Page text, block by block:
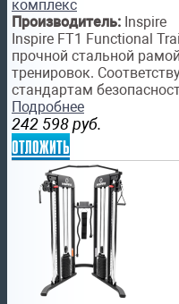
комплекс
Производитель: Inspire
Inspire FT1 Functional
прочной стальной
тренировок.
стандартам
Подробнее
242 598 руб.
отложить